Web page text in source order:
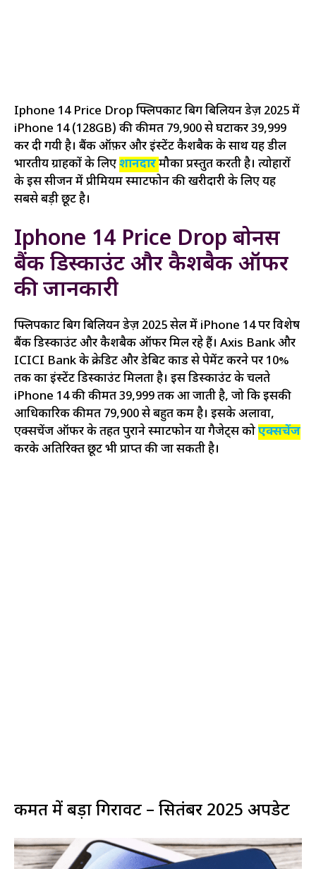
Iphone 14 Price Drop फ्लिपकार्ट बिग बिलियन डेज़ 2025 में
iPhone 14 (128GB) की कीमत ₹79,900 से घटाकर ₹39,999
कर दी गयी है। बैंक ऑफ़र और इंस्टेंट कैशबैक के साथ यह डील
भारतीय ग्राहकों के लिएशानदारमौका प्रस्तुत करती है। त्योहारों
के इस सीजन में प्रीमियम स्मार्टफोन की खरीदारी के लिए यह
सबसे बड़ी छूट है।
Iphone 14 Price Drop बोनस
बैंक डिस्काउंट और कैशबैक ऑफर
की जानकारी
फ्लिपकार्ट बिग बिलियन डेज़ 2025 सेल में iPhone 14 पर विशेष
बैंक डिस्काउंट और कैशबैक ऑफर मिल रहे हैं। Axis Bank और
ICICI Bank के क्रेडिट और डेबिट कार्ड से पेमेंट करने पर 10%
तक का इंस्टेंट डिस्काउंट मिलता है। इस डिस्काउंट के चलते
iPhone 14 की कीमत ₹39,999 तक आ जाती है, जो कि इसकी
आधिकारिक कीमत ₹79,900 से बहुत कम है। इसके अलावा,
एक्सचेंज ऑफर के तहत पुराने स्मार्टफोन या गैजेट्स कोएक्सचेंज
करके अतिरिक्त छूट भी प्राप्त की जा सकती है।
कीमत में बड़ा गिरावट – सितंबर 2025 अपडेट